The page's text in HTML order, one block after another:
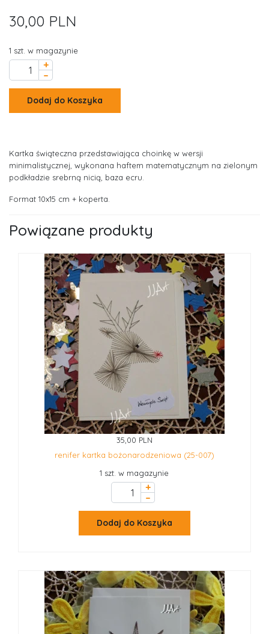
30,00 PLN
1 szt. w magazynie
+
–
Dodaj do Koszyka
Kartka świąteczna przedstawiająca choinkę w wersji
minimalistycznej, wykonana haftem matematycznym na zielonym
podkładzie srebrną nicią, baza ecru.
Format 10x15 cm + koperta.
Powiązane produkty
35,00 PLN
renifer kartka bożonarodzeniowa (25-007)
1 szt. w magazynie
+
–
Dodaj do Koszyka